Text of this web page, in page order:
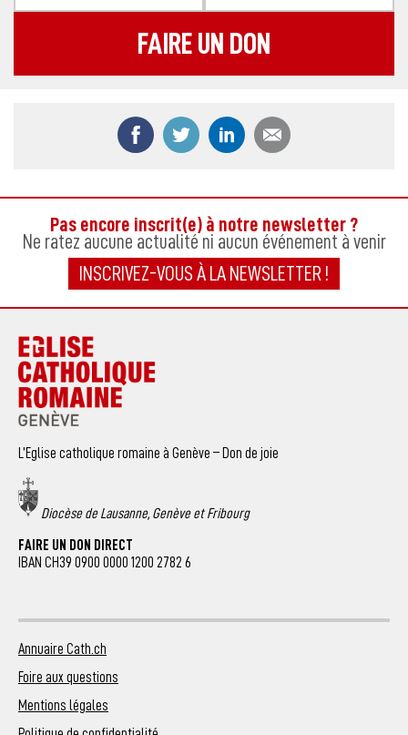
FAIRE UN DON
Partager ce contenu sur Facebook
Partager ce contenu sur Twitter
Partager ce contenu
Pas encore inscrit(e) à notre newsletter ?
Ne ratez aucune actualité ni aucun événement à venir
INSCRIVEZ-VOUS À LA NEWSLETTER !
L’Eglise catholique romaine à Genève – Don de joie
Diocèse de Lausanne, Genève et Fribourg
FAIRE UN DON DIRECT
IBAN CH39 0900 0000 1200 2782 6
Annuaire Cath.ch
Foire aux questions
Mentions légales